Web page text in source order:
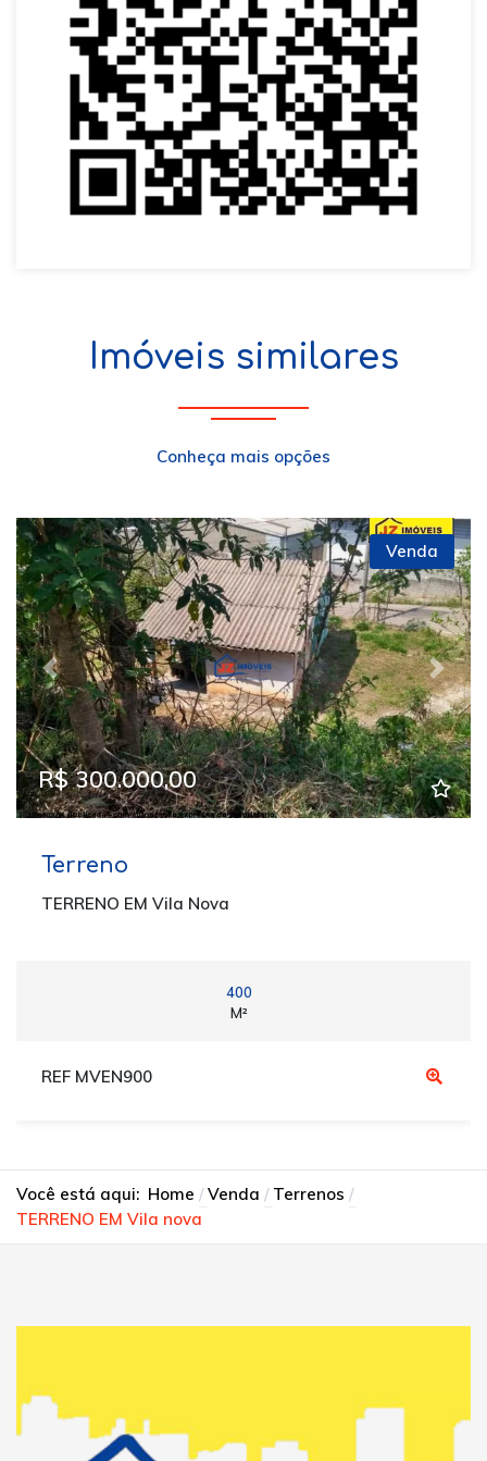
Imóveis similares
Conheça mais opções
Previous Next
Venda
R$ 300.000,00
Terreno
TERRENO EM Vila Nova
400
M²
REF MVEN900
Você está aqui: Home Venda
Terrenos
TERRENO EM Vila nova